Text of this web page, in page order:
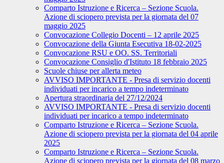
Comparto Istruzione e Ricerca – Sezione Scuola.
Azione di sciopero prevista per la giornata del 07
maggio 2025
Convocazione Collegio Docenti – 12 aprile 2025
Convocazione della Giunta Esecutiva 18-02-2025
Convocazione RSU e OO. SS. Territoriali
Convocazione Consiglio d'Istituto 18 febbraio 2025
Scuole chiuse per allerta meteo
AVVISO IMPORTANTE - Presa di servizio docenti
individuati per incarico a tempo indeterminato
Apertura straordinaria del 27/12/2024
AVVISO IMPORTANTE - Presa di servizio docenti
individuati per incarico a tempo indeterminato
Comparto Istruzione e Ricerca – Sezione Scuola.
Azione di sciopero prevista per la giornata del 04 aprile
2025
Comparto Istruzione e Ricerca – Sezione Scuola.
Azione di sciopero prevista per la giornata del 08 marzo